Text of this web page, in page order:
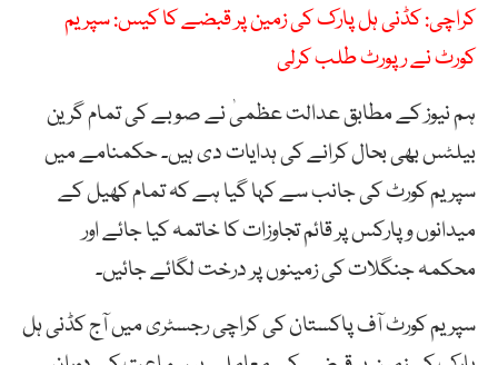
کراچی: کڈنی ہل پارک کی زمین پر قبضے کا کیس: سپریم
کورٹ نے رپورٹ طلب کرلی
ہم نیوز کے مطابق عدالت عظمیٰ نے صوبے کی تمام گرین
بیلٹس بھی بحال کرانے کی ہدایات دی ہیں۔ حکمنامے میں
سپریم کورٹ کی جانب سے کہا گیا ہے کہ تمام کھیل کے
میدانوں و پارکس پر قائم تجاوزات کا خاتمہ کیا جائے اور
محکمہ جنگلات کی زمینوں پر درخت لگائے جائیں۔
سپریم کورٹ آف پاکستان کی کراچی رجسٹری میں آج کڈنی ہل